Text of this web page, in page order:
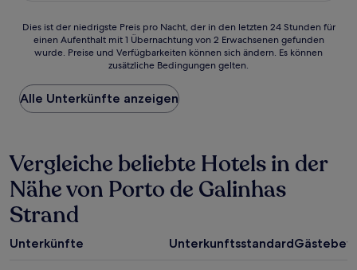
Dies
der
Preis
pro
Nacht,
den
letzten
24 Stunden
für
einen
mit
Dies ist der niedrigste Preis pro Nacht, der in den letzten 24 Stunden für
einen Aufenthalt mit 1 Übernachtung von 2 Erwachsenen gefunden
wurde. Preise und Verfügbarkeiten können sich ändern. Es können
zusätzliche Bedingungen gelten.
Alle Unterkünfte anzeigen
Vergleiche beliebte Hotels in der
Nähe von Porto de Galinhas
Strand
Unterkünfte Unterkunftsstandard